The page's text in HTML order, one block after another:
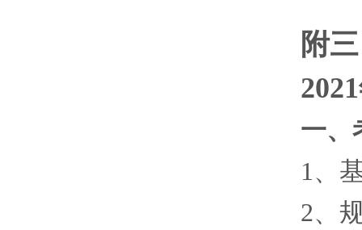
附三
2021
一、
1、
2、